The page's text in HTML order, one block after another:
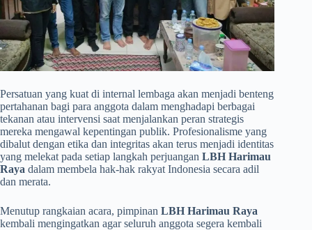
Persatuan yang kuat di internal lembaga akan menjadi benteng
pertahanan bagi para anggota dalam menghadapi berbagai
tekanan atau intervensi saat menjalankan peran strategis
mereka mengawal kepentingan publik. Profesionalisme yang
dibalut dengan etika dan integritas akan terus menjadi identitas
yang melekat pada setiap langkah perjuangan LBH Harimau
Raya dalam membela hak-hak rakyat Indonesia secara adil
dan merata.
​Menutup rangkaian acara, pimpinan LBH Harimau Raya
kembali mengingatkan agar seluruh anggota segera kembali